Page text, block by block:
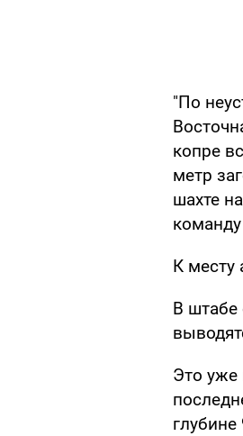
"По
копре
метр
шахте
К месту
В штабе
Это уже